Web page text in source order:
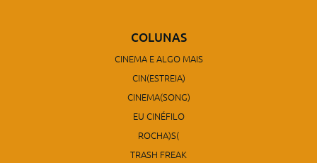
COLUNAS
CINEMA E ALGO MAIS
CIN(ESTREIA)
CINEMA(SONG)
EU CINÉFILO
ROCHA)S(
TRASH FREAK